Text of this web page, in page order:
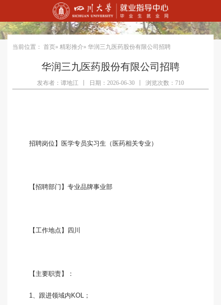
当前位置： 首页» 精彩推介» 华润三九医药股份有限公司招聘
华润三九医药股份有限公司招聘
发布者：谭地江 日期：2026-06-30 浏览次数：710
招聘岗位】医学专员实习生（医药相关专业）
【招聘部门】专业品牌事业部
【工作地点】四川
【主要职责】：
1、跟进领域内KOL；